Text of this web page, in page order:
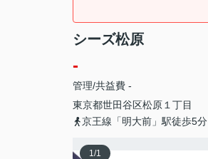
シーズ松原
-
管理/共益費 -
東京都世田谷区松原 １丁目
京王線「明大前」駅徒歩5分
1/1